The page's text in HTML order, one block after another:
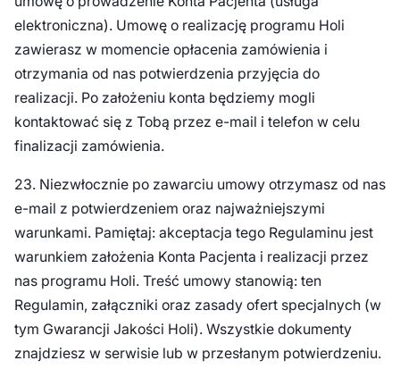
elektroniczna). Umowę o realizację programu Holi
zawierasz w momencie opłacenia zamówienia i
otrzymania od nas potwierdzenia przyjęcia do
realizacji. Po założeniu konta będziemy mogli
kontaktować się z Tobą przez e-mail i telefon w celu
finalizacji zamówienia.
23. Niezwłocznie po zawarciu umowy otrzymasz od nas
e-mail z potwierdzeniem oraz najważniejszymi
warunkami. Pamiętaj: akceptacja tego Regulaminu jest
warunkiem założenia Konta Pacjenta i realizacji przez
nas programu Holi. Treść umowy stanowią: ten
Regulamin, załączniki oraz zasady ofert specjalnych (w
tym Gwarancji Jakości Holi). Wszystkie dokumenty
znajdziesz w serwisie lub w przesłanym potwierdzeniu.